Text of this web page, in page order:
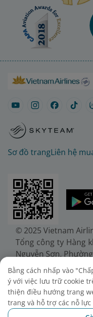
Sơ đồ trangLiên hệ
© 2025 Vietnam
Tổng công ty Hàng
Nguyễn Sơn,
Điện thoại: (+84-
38722375
Giấy chứng nhận
doanh nghiệp
30/6/2010, đăng
Bằng cách nhấp vào
ý với việc lưu trữ cookie
thiện điều hướng trang
trang và hỗ trợ các nỗ